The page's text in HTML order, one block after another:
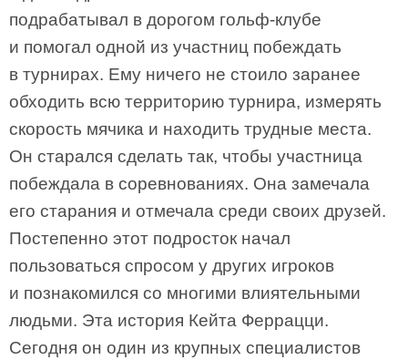
подрабатывал в дорогом гольф-клубе
и помогал одной из участниц побеждать
в турнирах. Ему ничего не стоило заранее
обходить всю территорию турнира, измерять
скорость мячика и находить трудные места.
Он старался сделать так, чтобы участница
побеждала в соревнованиях. Она замечала
его старания и отмечала среди своих друзей.
Постепенно этот подросток начал
пользоваться спросом у других игроков
и познакомился со многими влиятельными
людьми. Эта история Кейта Феррацци.
Сегодня он один из крупных специалистов